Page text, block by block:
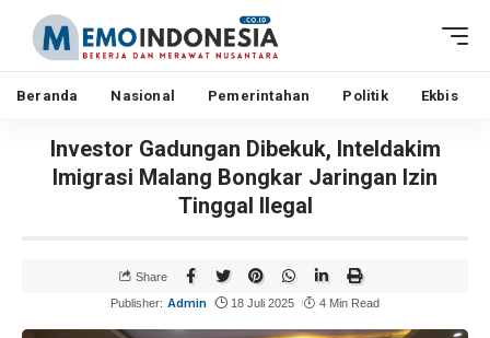
Beranda Nasional Pemerintahan Politik Ekbis
Investor Gadungan Dibekuk, Inteldakim
Imigrasi Malang Bongkar Jaringan Izin
Tinggal Ilegal
Publisher: Admin 18 Juli 2025 4 Min Read
Share